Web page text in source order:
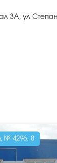
3А, ул
№ 4296, 8